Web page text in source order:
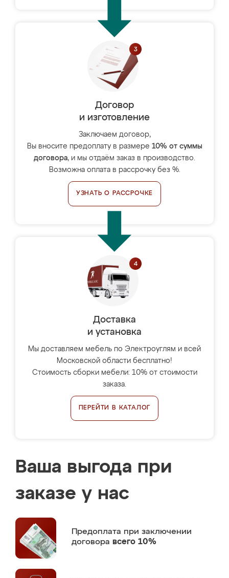
Договор
и изготовление
Заключаем договор,
Вы вносите предоплату в размере 10% от суммы
договора, и мы отдаём заказ в производство.
Возможна оплата в рассрочку без %.
УЗНАТЬ О РАССРОЧКЕ
Доставка
и установка
Мы доставляем мебель по Электроуглям и всей
Московской области бесплатно!
Стоимость сборки мебели: 10% от стоимости
заказа.
ПЕРЕЙТИ В КАТАЛОГ
Ваша выгода при
заказе у нас
Предоплата при заключении
договора всего 10%